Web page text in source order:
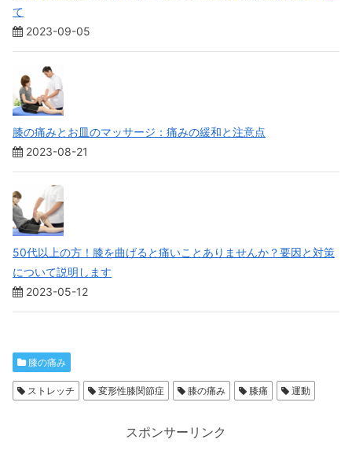
て
2023-09-05
膝の痛みとお皿のマッサージ：痛みの緩和と注意点
2023-08-21
50代以上の方！膝を曲げると痛いことありませんか？要因と対策
について説明します
2023-05-12
膝の痛み
ストレッチ 変形性膝関節症 膝の痛み 膝痛 運動
スポンサーリンク